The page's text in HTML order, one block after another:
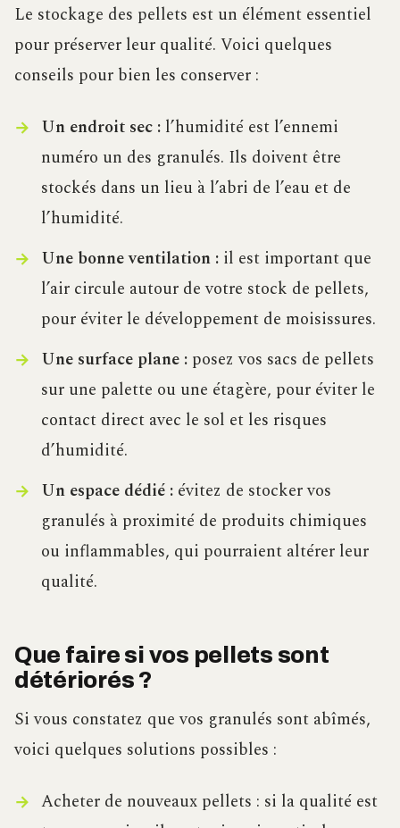
Le stockage des pellets est un élément essentiel
pour préserver leur qualité. Voici quelques
conseils pour bien les conserver :
Un endroit sec :l’humidité est l’ennemi
numéro un des granulés. Ils doivent être
stockés dans un lieu à l’abri de l’eau et de
l’humidité.
Une bonne ventilation :il est important que
l’air circule autour de votre stock de pellets,
pour éviter le développement de moisissures.
Une surface plane :posez vos sacs de pellets
sur une palette ou une étagère, pour éviter le
contact direct avec le sol et les risques
d’humidité.
Un espace dédié :évitez de stocker vos
granulés à proximité de produits chimiques
ou inflammables, qui pourraient altérer leur
qualité.
Que faire si vos pellets sont
détériorés ?
Si vous constatez que vos granulés sont abîmés,
voici quelques solutions possibles :
Acheter de nouveaux pellets : si la qualité est